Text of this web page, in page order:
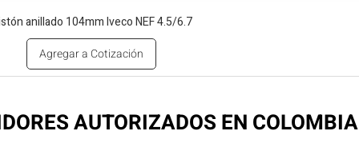
anillado 104mm Iveco NEF 4.5/6.7
Agregar a Cotización
AUTORIZADOS EN COLOMBIA